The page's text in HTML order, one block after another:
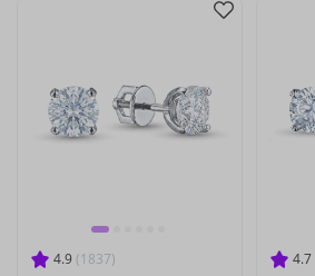
4.9 (1837) 4.7